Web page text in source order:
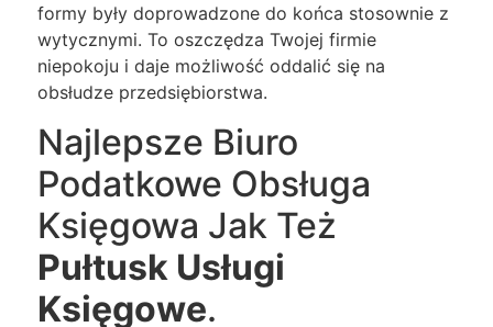
formy były doprowadzone do końca stosownie z
wytycznymi. To oszczędza Twojej firmie
niepokoju i daje możliwość oddalić się na
obsłudze przedsiębiorstwa.
Najlepsze Biuro
Podatkowe Obsługa
Księgowa Jak Też
Pułtusk Usługi
Księgowe.